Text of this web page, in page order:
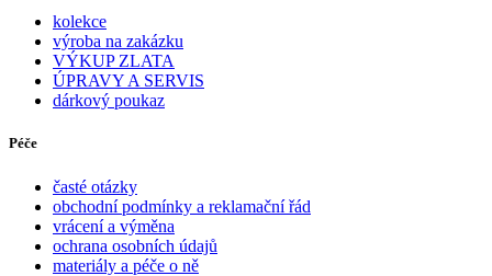
kolekce
výroba na zakázku
VÝKUP ZLATA
ÚPRAVY A SERVIS
dárkový poukaz
Péče
časté otázky
obchodní podmínky a reklamační řád
vrácení a výměna
ochrana osobních údajů
materiály a péče o ně